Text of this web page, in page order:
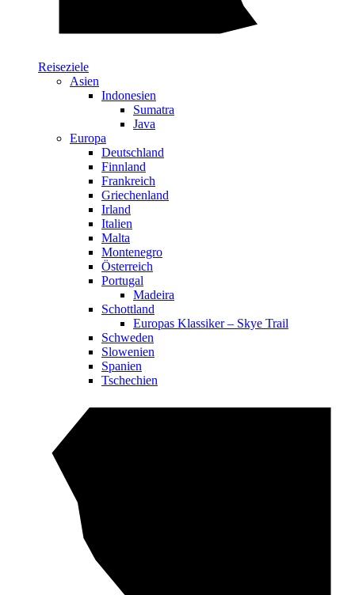
Reiseziele
Asien
Indonesien
Sumatra
Java
Europa
Deutschland
Finnland
Frankreich
Griechenland
Irland
Italien
Malta
Montenegro
Österreich
Portugal
Madeira
Schottland
Europas Klassiker – Skye Trail
Schweden
Slowenien
Spanien
Tschechien